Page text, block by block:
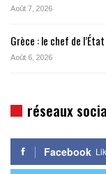
Août 7, 2026
Grèce : le chef de
Août 6, 2026
réseaux
Facebook